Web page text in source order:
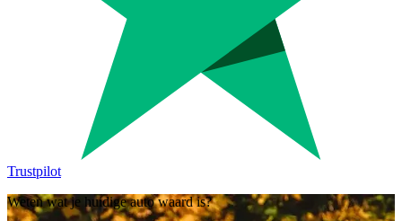
Trustpilot
Weten wat je huidige auto waard is?